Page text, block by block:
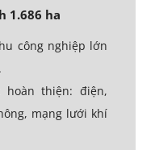
1.686 ha
công nghiệp lớn
thiện: điện,
mạng lưới khí